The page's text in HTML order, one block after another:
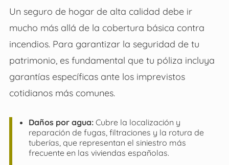
Un seguro de hogar de alta calidad debe ir
mucho más allá de la cobertura básica contra
incendios. Para garantizar la seguridad de tu
patrimonio, es fundamental que tu póliza incluya
garantías específicas ante los imprevistos
cotidianos más comunes.
Daños por agua:Cubre la localización y
reparación de fugas, filtraciones y la rotura de
tuberías, que representan el siniestro más
frecuente en las viviendas españolas.